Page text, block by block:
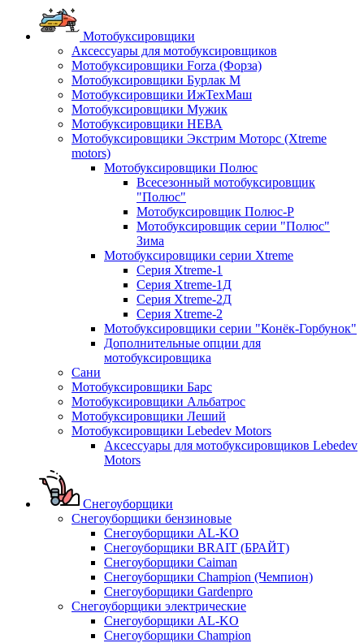
Мотобуксировщики
Аксессуары для мотобуксировщиков
Мотобуксировщики Forza (Форза)
Мотобуксировщики Бурлак М
Мотобуксировщики ИжТехМаш
Мотобуксировщики Мужик
Мотобуксировщики НЕВА
Мотобуксировщики Экстрим Моторс (Xtreme
motors)
Мотобуксировщики Полюс
Всесезонный мотобуксировщик
"Полюс"
Мотобуксировщик Полюс-Р
Мотобуксировщик серии "Полюс"
Зима
Мотобуксировщики серии Xtreme
Серия Xtreme-1
Серия Xtreme-1Д
Серия Xtreme-2Д
Серия Xtreme-2
Мотобуксировщики серии "Конёк-Горбунок"
Дополнительные опции для
мотобуксировщика
Сани
Мотобуксировщики Барс
Мотобуксировщики Альбатрос
Мотобуксировщики Леший
Мотобуксировщики Lebedev Motors
Аксессуары для мотобуксировщиков Lebedev
Motors
Снегоуборщики
Снегоуборщики бензиновые
Снегоуборщики AL-KO
Снегоуборщики BRAIT (БРАЙТ)
Снегоуборщики Caiman
Снегоуборщики Champion (Чемпион)
Снегоуборщики Gardenpro
Снегоуборщики электрические
Снегоуборщики AL-KO
Снегоуборщики Champion